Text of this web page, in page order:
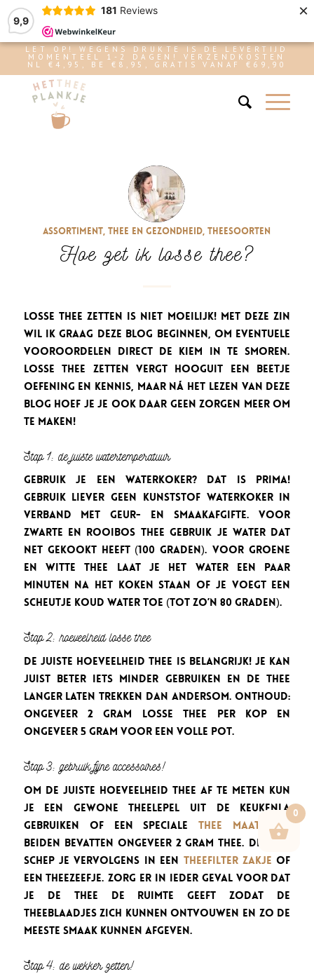
9,9
181 Reviews ×
LET OP! WEGENS DRUKTE IS DE LEVERTIJD
MOMENTEEL 1-2 DAGEN! VERZENDKOSTEN
NL €4,95, BE €8,95, GRATIS VANAF €69,90
Assortiment,Thee en gezondheid,Theesoorten
Hoe zet ik losse thee?
Losse thee zetten is niet moeilijk! Met deze zin
wil ik graag deze blog beginnen, om eventuele
vooroordelen direct de kiem in te smoren.
Losse thee zetten vergt hooguit een beetje
oefening en kennis, maar ná het lezen van deze
blog hoef je je ook daar geen zorgen meer om
te maken!
Stap 1: de juiste watertemperatuur
Gebruik je een waterkoker? Dat is prima!
Gebruik liever geen kunststof waterkoker in
verband met geur- en smaakafgifte. Voor
zwarte en rooibos thee gebruik je water dat
net gekookt heeft (100 graden). Voor groene
en witte thee laat je het water een paar
minuten na het koken staan of je voegt een
scheutje koud water toe (tot zo’n 80 graden).
Stap 2: hoeveelheid losse thee
De juiste hoeveelheid thee is belangrijk! Je kan
juist beter iets minder gebruiken en de thee
langer laten trekken dan andersom. Onthoud:
ongeveer 2 gram losse thee per kop en
ongeveer 5 gram voor een volle pot.
Stap 3: gebruik fijne accessoires!
Om de juiste hoeveelheid thee af te meten kun
je een gewone theelepel uit de keukenla
gebruiken of een specialethee maatlepel .
Beiden bevatten ongeveer 2 gram thee. De thee
schep je vervolgens in een theefilter zakje of
een theezeefje. Zorg er in ieder geval voor dat
je de thee de ruimte geeft zodat de
theeblaadjes zich kunnen ontvouwen en zo de
meeste smaak kunnen afgeven.
Stap 4: de wekker zetten!
0